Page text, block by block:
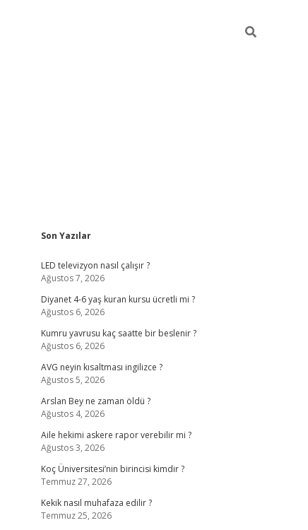
Sidebar
Son Yazılar
LED televizyon nasıl çalışır ?
Ağustos 7, 2026
Diyanet 4-6 yaş kuran kursu ücretli mi ?
Ağustos 6, 2026
Kumru yavrusu kaç saatte bir beslenir ?
Ağustos 6, 2026
AVG neyin kısaltması ingilizce ?
Ağustos 5, 2026
Arslan Bey ne zaman öldü ?
Ağustos 4, 2026
Aile hekimi askere rapor verebilir mi ?
Ağustos 3, 2026
Koç Üniversitesi’nin birincisi kimdir ?
Temmuz 27, 2026
Kekik nasıl muhafaza edilir ?
Temmuz 25, 2026
ilbet yeni giriş